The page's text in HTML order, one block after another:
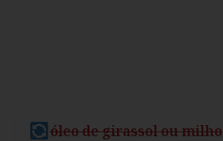
óleo de girassol ou milho